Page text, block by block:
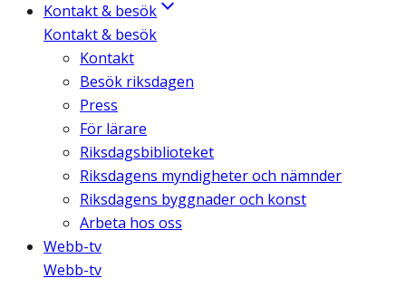
Kontakt & besök
Kontakt & besök
Kontakt
Besök riksdagen
Press
För lärare
Riksdagsbiblioteket
Riksdagens myndigheter och nämnder
Riksdagens byggnader och konst
Arbeta hos oss
Webb-tv
Webb-tv